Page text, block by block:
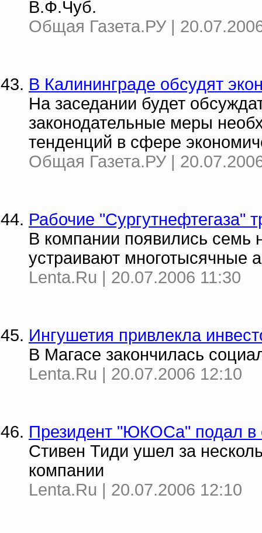
В.Ф.Чуб.
Общая Газета.РУ |
В Калининграде обсудят
На заседании будет
законодательные меры
тенденций в сфере
Общая Газета.РУ |
Рабочие "Сургутнефтегаза"
В компании появились семь
устраивают многотысячные
Lenta.Ru | 20.07.2006 11:30
Ингушетия привлекла
В Магасе закончилась
Lenta.Ru | 20.07.2006 12:10
Президент "ЮКОСа" подал в
Стивен Тиди ушел за
компании
Lenta.Ru | 20.07.2006 12:10